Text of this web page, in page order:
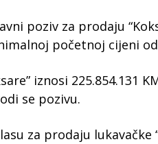
poziv za prodaju
početnoj cijeni
iznosi 225.854.131
se pozivu.
za prodaju lukavačke